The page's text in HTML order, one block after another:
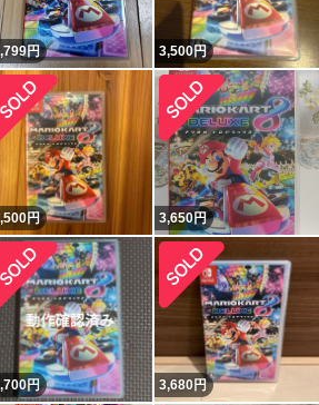
円 3,500円
円 3,650円
円 3,680円